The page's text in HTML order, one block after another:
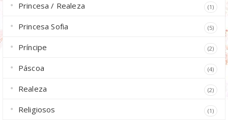
Princesa / Realeza (1)
Princesa Sofia (5)
Príncipe (2)
Páscoa (4)
Realeza (2)
Religiosos (1)